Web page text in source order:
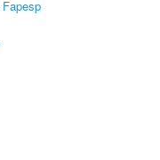
Fapesp